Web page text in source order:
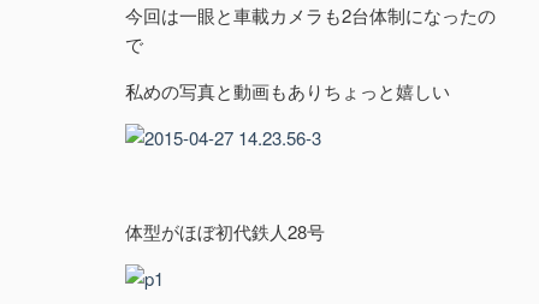
今回は一眼と車載カメラも2台体制になったの
で
私めの写真と動画もありちょっと嬉しい
体型がほぼ初代鉄人28号